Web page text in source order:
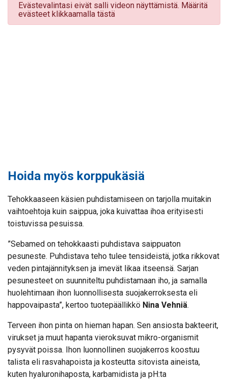
Evästevalintasi eivät salli videon näyttämistä. Määritä
evästeet klikkaamalla tästä
Hoida myös korppukäsiä
Tehokkaaseen käsien puhdistamiseen on tarjolla muitakin
vaihtoehtoja kuin saippua, joka kuivattaa ihoa erityisesti
toistuvissa pesuissa.
”Sebamed on tehokkaasti puhdistava saippuaton
pesuneste. Puhdistava teho tulee tensideistä, jotka rikkovat
veden pintajännityksen ja imevät likaa itseensä. Sarjan
pesunesteet on suunniteltu puhdistamaan iho, ja samalla
huolehtimaan ihon luonnollisesta suojakerroksesta eli
happovaipasta”, kertoo tuotepäällikkö Nina Vehniä.
Terveen ihon pinta on hieman hapan. Sen ansiosta bakteerit,
virukset ja muut hapanta vieroksuvat mikro-organismit
pysyvät poissa. Ihon luonnollinen suojakerros koostuu
talista eli rasvahapoista ja kosteutta sitovista aineista,
kuten hyaluronihaposta, karbamidista ja pH:ta